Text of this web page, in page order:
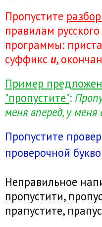
Пропустите
правилам
программы:
суффикс и,
Пример
"пропустите":
меня вперед, у меня
Пропустите
проверочной
Неправильное
пропустити,
прапустите,